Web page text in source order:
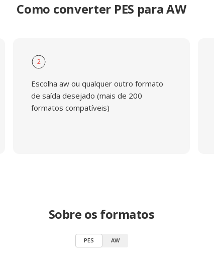
Como converter PES para AW
2
Escolha aw ou qualquer outro formato
de saída desejado (mais de 200
formatos compatíveis)
Sobre os formatos
PES AW